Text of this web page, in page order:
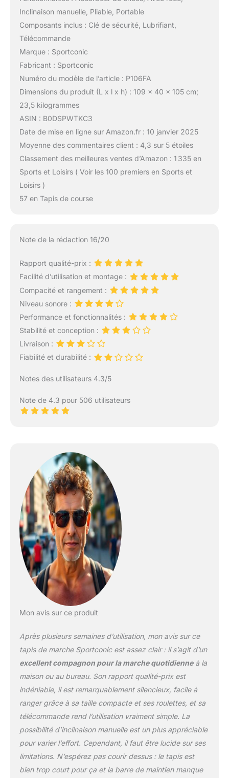
Inclinaison manuelle, Pliable, Portable
Composants inclus : Clé de sécurité, Lubrifiant,
Télécommande
Marque : Sportconic
Fabricant : Sportconic
Numéro du modèle de l’article : P106FA
Dimensions du produit (L x l x h) : 109 x 40 x 105 cm;
23,5 kilogrammes
ASIN : B0DSPWTKC3
Date de mise en ligne sur Amazon.fr : 10 janvier 2025
Moyenne des commentaires client : 4,3 sur 5 étoiles
Classement des meilleures ventes d’Amazon : 1 335 en
Sports et Loisirs ( Voir les 100 premiers en Sports et
Loisirs )
57 en Tapis de course
Note de la rédaction 16/20
Rapport qualité-prix :
Facilité d’utilisation et montage :
Compacité et rangement :
Niveau sonore :
Performance et fonctionnalités :
Stabilité et conception :
Livraison :
Fiabilité et durabilité :
Notes des utilisateurs 4.3/5
Note de 4.3 pour 506 utilisateurs
Mon avis sur ce produit
Après plusieurs semaines d’utilisation, mon avis sur ce
tapis de marche Sportconic est assez clair : il s’agit d’un
excellent compagnon pour la marche quotidienneà la
maison ou au bureau. Son rapport qualité-prix est
indéniable, il est remarquablement silencieux, facile à
ranger grâce à sa taille compacte et ses roulettes, et sa
télécommande rend l’utilisation vraiment simple. La
possibilité d’inclinaison manuelle est un plus appréciable
pour varier l’effort. Cependant, il faut être lucide sur ses
limitations. N’espérez pas courir dessus : le tapis est
bien trop court pour ça et la barre de maintien manque